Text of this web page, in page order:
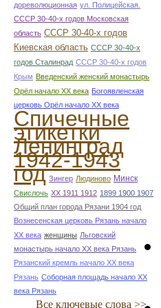
дореволюционная ул. Полицейская.
СССР 30-40-х годов Московская
область СССР 30-40-х годов
Киевская область СССР 30-40-х
годов Сталинрад СССР 30-40-х годов
Крым Введенский женский монастырь
Орёл начало ХХ века Богоявленская
церковь Орёл начало ХХ века
Спичечные
этикетки
Ленинград
1942-1943
год Зингер Людиново Минск
Свислочь XX 1911 1912 1899 1900 1907
Общий план города Рязани 1904 год
Вознесенская церковь Рязань начало
ХХ века женщины Льговский
монастырь начало ХХ века Рязань
Рязанский кремль начало ХХ века
Рязань Соборная площадь начало ХХ
века Рязань
Все ключевые слова >>